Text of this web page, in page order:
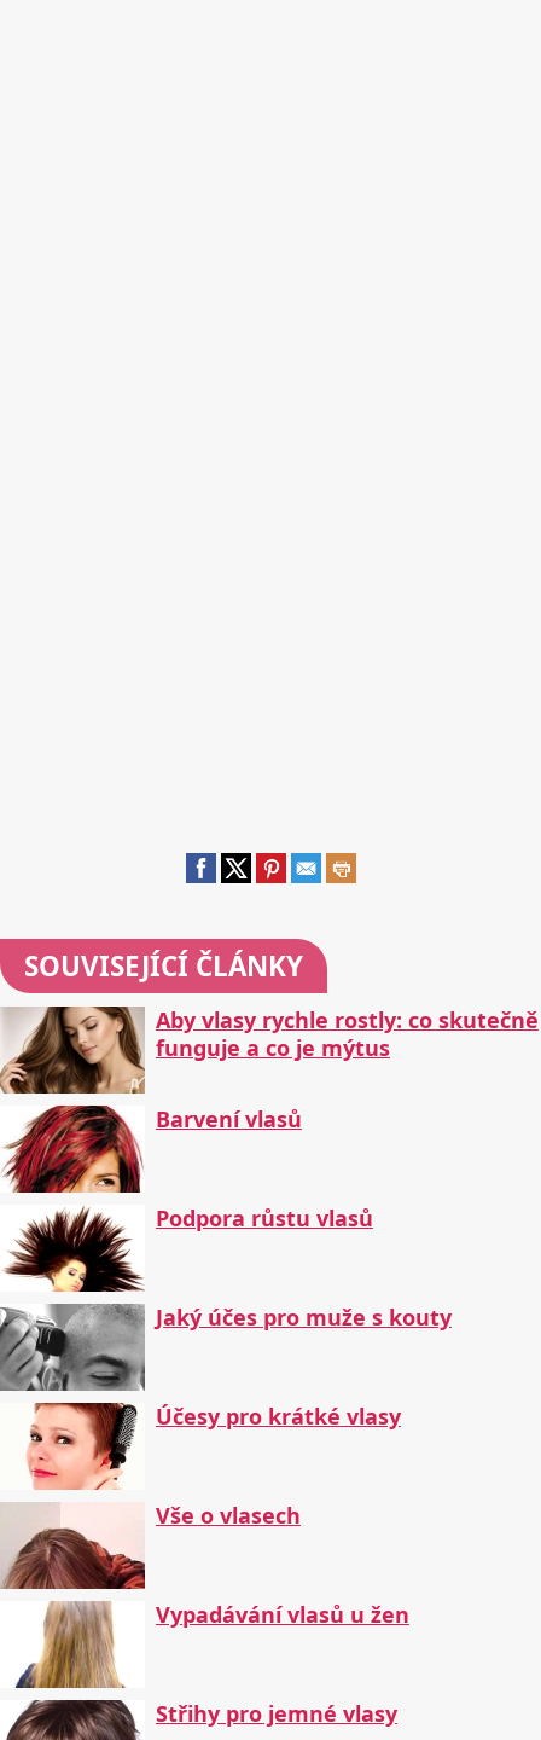
SOUVISEJÍCÍ ČLÁNKY
Aby vlasy rychle rostly: co skutečně
funguje a co je mýtus
Barvení vlasů
Podpora růstu vlasů
Jaký účes pro muže s kouty
Účesy pro krátké vlasy
Vše o vlasech
Vypadávání vlasů u žen
Střihy pro jemné vlasy